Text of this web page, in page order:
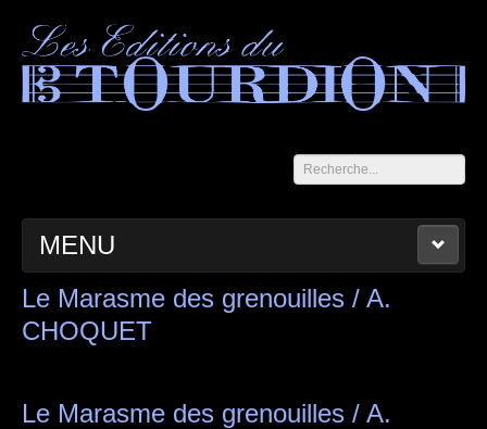
Rechercher
MENU
ACCUEIL LES CAHIERS DU TOURDION CATALOGUE
PANIER CONTACT
Le Marasme des grenouilles / A.
CHOQUET
Le Marasme des grenouilles / A.